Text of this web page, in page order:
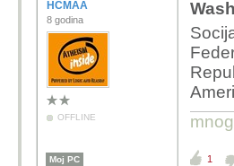
HCMAA
8 godina
OFFLINE
Moj PC 1